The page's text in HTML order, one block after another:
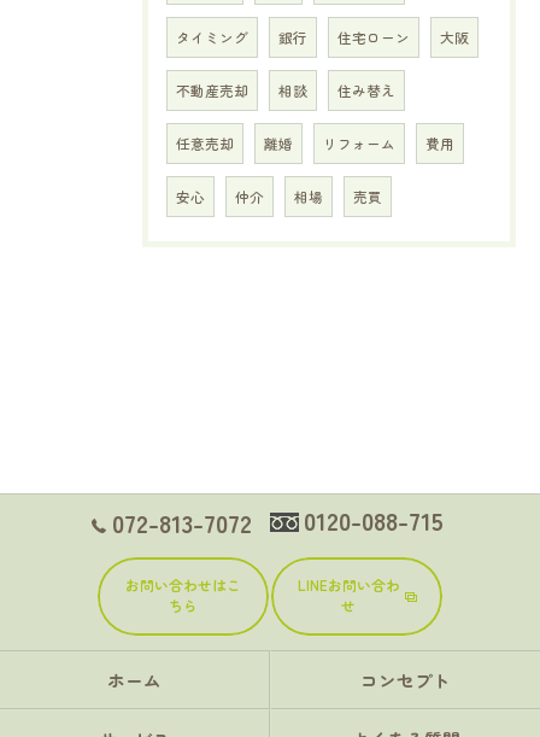
タイミング 銀行 住宅ローン 大阪
不動産売却 相談 住み替え
任意売却 離婚 リフォーム 費用
安心 仲介 相場 売買
072-813-7072 0120-088-715
お問い合わせはこ
ちら
LINEお問い合わ
せ
ホーム コンセプト